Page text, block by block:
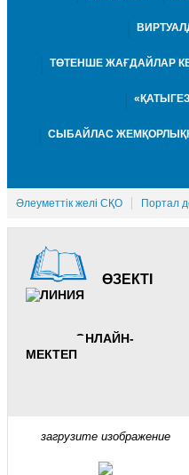
ТӨТЕНШЕ ЖАҒДАЙЛАР
СЫБАЙЛАС
Әлеуметтік желі СҚО Портал
ӨЗЕКТІ
ОНЛАЙН-
МЕКТЕП
загрузите изображение